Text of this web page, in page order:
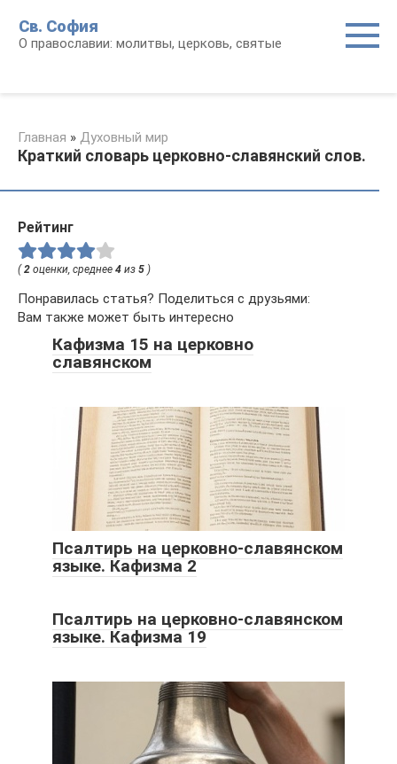
контенту
Св. София
О православии: молитвы, церковь, святые
Главная » Духовный мир
Краткий словарь церковно-славянский слов.
Рейтинг
(2 оценки, среднее 4 из 5 )
Понравилась статья? Поделиться с друзьями:
Вам также может быть интересно
Кафизма 15 на церковно
славянском
Псалтирь на церковно-славянском
языке. Кафизма 2
Псалтирь на церковно-славянском
языке. Кафизма 19